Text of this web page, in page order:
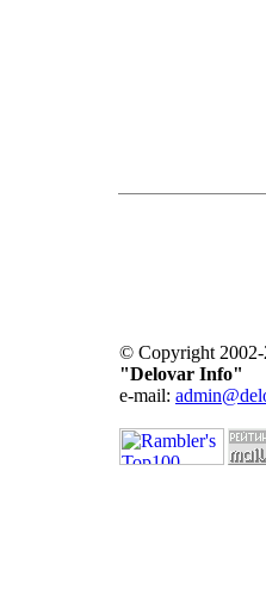
© Copyright
"Delovar Info"
e-mail: